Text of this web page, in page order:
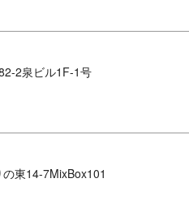
2泉ビル1F-1号
の東14-7MixBox101